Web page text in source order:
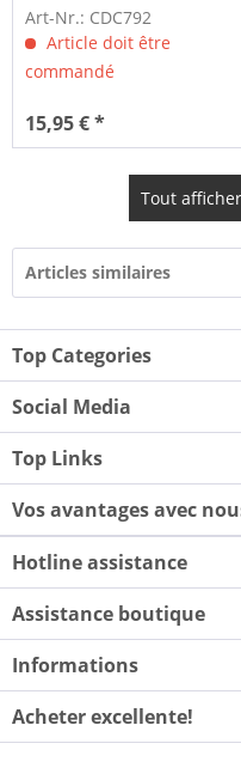
Art-Nr.: CDC792
Article doit être
commandé
15,95 € *
Tout
Articles similaires
Top Categories
Social Media
Top Links
Vos avantages avec
Hotline assistance
Assistance boutique
Informations
Acheter excellente!